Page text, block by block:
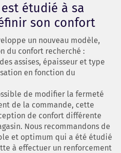
étudié à sa
son confort
un nouveau modèle,
du confort recherché :
assises, épaisseur et type
en fonction du
de modifier la fermeté
de la commande, cette
de confort différente
Nous recommandons de
et optimum qui a été étudié
à effectuer un renforcement